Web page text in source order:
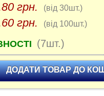
грн. (від 30шт.)
грн. (від 100шт.)
(7шт.)
ДОДАТИ ТОВАР ДО